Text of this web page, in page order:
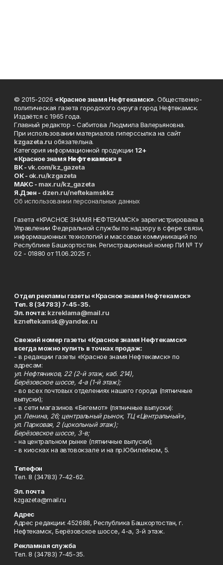
© 2015-2026 «Красное знамя Нефтекамск». Общественно-
политическая газета городского округа город Нефтекамск.
Издаётся с 1965 года.
Главный редактор - Сабитова Людмила Валерьяновна.
При использовании материалов гиперссылка на сайт
kzgazeta.ru обязательна.
Категория информационной продукции 12+
«Красное знамя Нефтекамск» в
ВК -vk.com/kz_gazeta
ОК - ok.ru/kzgazeta
MAKC - max.ru/kz_gazeta
Я.Дзен - dzen.ru/neftekamskkz
Об использовании персональных данных
Газета «КРАСНОЕ ЗНАМЯ НЕФТЕКАМСК» зарегистрирована в
Управлении Федеральной службы по надзору в сфере связи,
информационных технологий и массовых коммуникаций по
Республике Башкортостан. Регистрационный номер ПИ № ТУ
02 - 01880 от 11.06.2025 г.
Отдел рекламы газеты «Красное знамя Нефтекамск»
Тел. 8 (34783) 7-45-35.
Эл. почта: kzreklama@mail.ru
kzneftekamsk@yandex.ru
Свежий номер газеты «Красное знамя Нефтекамск»
всегда можно купить в точках продаж:
- в редакции газеты «Красное знамя Нефтекамск» по
адресам:
ул. Нефтяников, 22 (2-й этаж, каб. 214),
Берёзовское шоссе, 4-а (1-й этаж);
- во всех почтовых отделениях нашего города (пятничные
выпуски);
- в сети магазинов «Бегемот» (пятничные выпуски):
ул. Ленина, 26; центральный рынок, ТЦ «Центральный»,
ул. Парковая, 2 (цокольный этаж);
Берёзовское шоссе, 3-в;
- на центральном рынке (пятничные выпуски);
- в киосках на автовокзале и на пр.Юбилейном, 5.
Телефон
Тел. 8 (34783) 7-42-62.
Эл. почта
kzgazeta@mail.ru
Адрес
Адрес редакции: 452688, Республика Башкортостан, г.
Нефтекамск, Берёзовское шоссе, 4-а, 3-й этаж.
Рекламная служба
Тел. 8 (34783) 7-45-35.